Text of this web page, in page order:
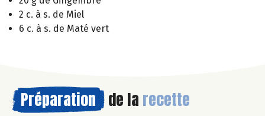
2 c. à s. de Miel
6 c. à s. de Maté vert
Préparation de la recette